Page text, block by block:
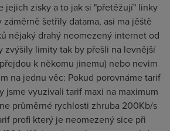
jejich zisky a to jak si "přetěžují" linky
šetřily datama, asi ma jěště
nějaký drahý neomezený internet od
zvýšily limity tak by přešli na levnější
k někomu jinemu) nebo nevim
na jednu věc: Pokud porovnáme tarif
jsme vyuzivali tarif maxi na maximum
průměrné rychlosti zhruba 200Kb/s
profi který je neomezený sice při